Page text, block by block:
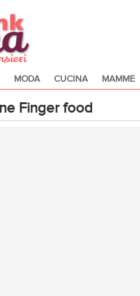
MODA CUCINA MAMME
Finger food